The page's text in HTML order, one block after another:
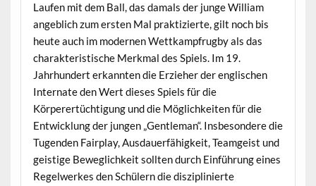
Laufen mit dem Ball, das damals der junge William
angeblich zum ersten Mal praktizierte, gilt noch bis
heute auch im modernen Wettkampfrugby als das
charakteristische Merkmal des Spiels. Im 19.
Jahrhundert erkannten die Erzieher der englischen
Internate den Wert dieses Spiels für die
Körperertüchtigung und die Möglichkeiten für die
Entwicklung der jungen „Gentleman“. Insbesondere die
Tugenden Fairplay, Ausdauerfähigkeit, Teamgeist und
geistige Beweglichkeit sollten durch Einführung eines
Regelwerkes den Schülern die disziplinierte